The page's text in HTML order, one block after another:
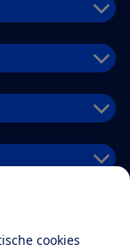
cookies